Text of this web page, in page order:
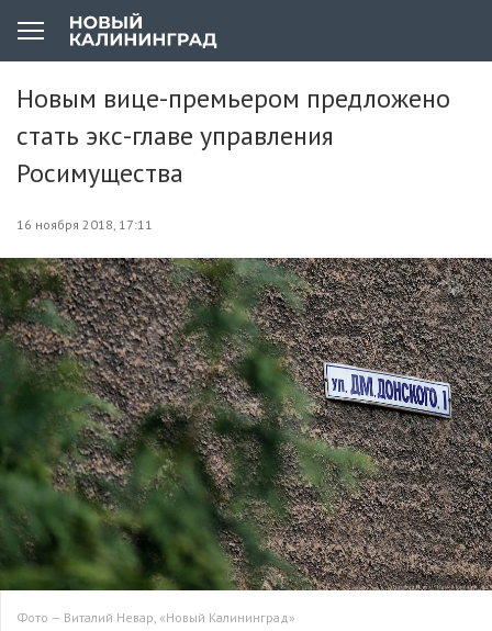
Новым вице-премьером предложено
стать экс-главе управления
Росимущества
16 ноября 2018, 17:11
Фото — Виталий Невар, «Новый Калининград»